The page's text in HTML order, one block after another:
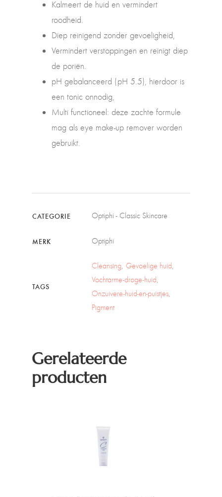
Kalmeert de huid en vermindert
roodheid.
Diep reinigend zonder gevoeligheid,
Vermindert verstoppingen en reinigt diep
de poriën.
pH gebalanceerd (pH 5.5), hierdoor is
een tonic onnodig,
Multi functioneel: deze zachte formule
mag als eye make-up remover worden
gebruikt.
CATEGORIE Optiphi - Classic Skincare
MERK Optiphi
TAGS
Cleansing Gevoelige huid
Vochtarme-droge-huid
Onzuivere-huid-en-puistjes
Pigment
Gerelateerde
producten